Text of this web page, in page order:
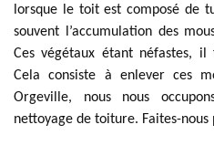
lorsque le toit est composé de
souvent l’accumulation des
Ces végétaux étant néfastes, il
Cela consiste à enlever ces
Orgeville, nous nous
nettoyage de toiture. Faites-